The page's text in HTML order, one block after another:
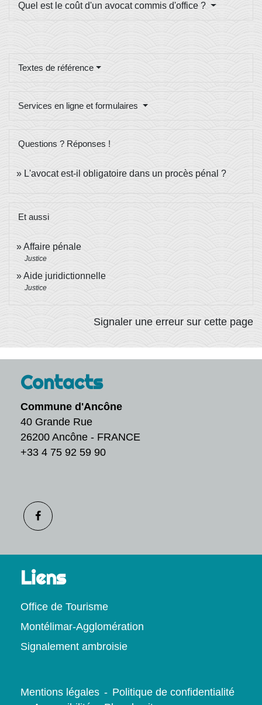
Quel est le coût d'un avocat commis d'office ?
Textes de référence
Services en ligne et formulaires
Questions ? Réponses !
L'avocat est-il obligatoire dans un procès pénal ?
Et aussi
Affaire pénale
Justice
Aide juridictionnelle
Justice
Signaler une erreur sur cette page
Contacts
Commune d'Ancône
40 Grande Rue
26200 Ancône - FRANCE
+33 4 75 92 59 90
Liens
Office de Tourisme
Montélimar-Agglomération
Signalement ambroisie
Mentions légales - Politique de confidentialité